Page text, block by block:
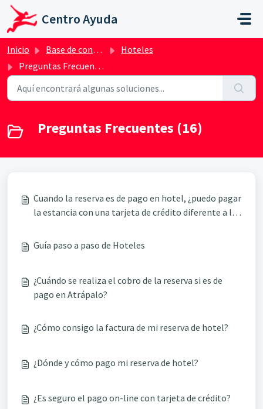
Saltar al contenido principal
Centro Ayuda
Inicio Base de conocimientos
Hoteles
Preguntas Frecuentes
Preguntas Frecuentes (16)
Cuando la reserva es de pago en hotel, ¿puedo pagar
la estancia con una tarjeta de crédito diferente a la
Guía paso a paso de Hoteles
¿Cuándo se realiza el cobro de la reserva si es de
pago en Atrápalo?
¿Cómo consigo la factura de mi reserva de hotel?
¿Dónde y cómo pago mi reserva de hotel?
¿Es seguro el pago on-line con tarjeta de crédito?